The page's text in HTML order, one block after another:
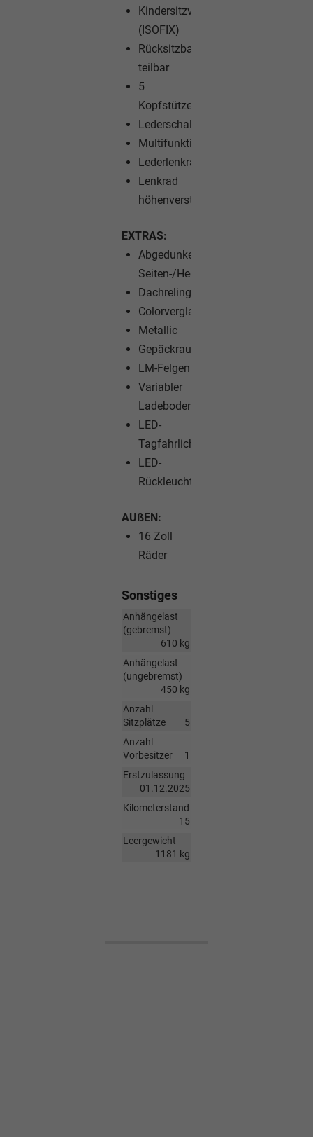
Kindersitzvorbereitung
(ISOFIX)
Rücksitzbank
teilbar
5
Kopfstützen
Lederschalthebel
Multifunktionslenkrad
Lederlenkrad
Lenkrad
höhenverstellbar
EXTRAS:
Abgedunkelte
Seiten-/Heckscheibe
Dachreling
Colorverglasung
Metallic
Gepäckraumabdeckung
LM-Felgen
Variabler
Ladeboden
LED-
Tagfahrlicht
LED-
Rückleuchten
AUßEN:
16 Zoll
Räder
Sonstiges
Anhängelast
(gebremst)
610 kg
Anhängelast
(ungebremst)
450 kg
Anzahl
Sitzplätze
5
Anzahl
Vorbesitzer
1
Erstzulassung
01.12.2025
Kilometerstand
15
Leergewicht
1181 kg